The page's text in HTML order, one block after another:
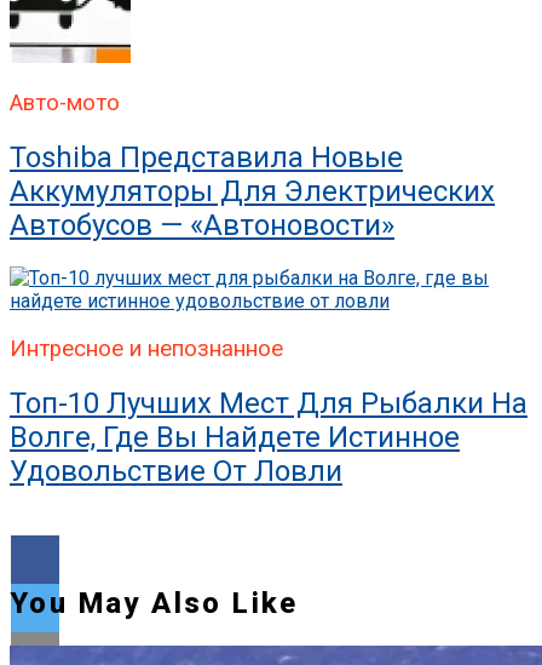
Авто-мото
Toshiba Представила Новые
Аккумуляторы Для Электрических
Автобусов — «Автоновости»
Интресное и непознанное
Топ-10 Лучших Мест Для Рыбалки На
Волге, Где Вы Найдете Истинное
Удовольствие От Ловли
You May Also Like